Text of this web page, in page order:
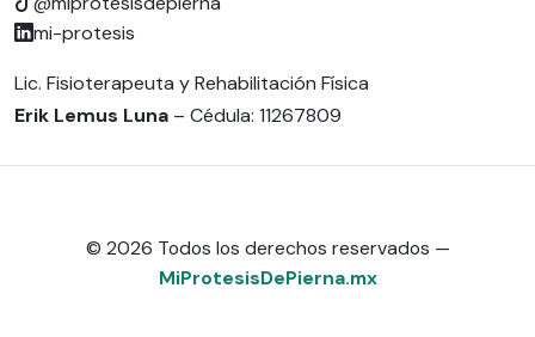
mi-protesis
Lic. Fisioterapeuta y Rehabilitación Física
Erik Lemus Luna – Cédula: 11267809
© 2026 Todos los derechos reservados —
MiProtesisDePierna.mx